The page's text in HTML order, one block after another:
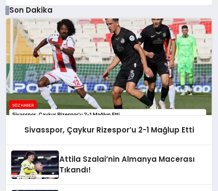
Son Dakika
Sivasspor, Çaykur Rizespor’u 2-1 Mağlup Etti
Attila Szalai’nin Almanya Macerası
Tıkandı!